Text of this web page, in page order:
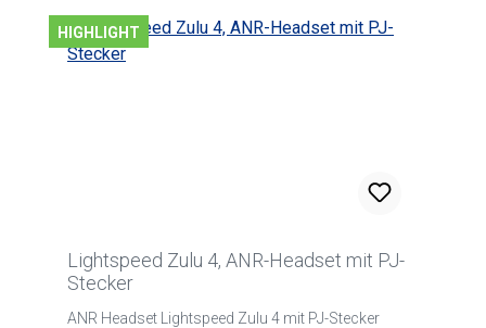
HIGHLIGHT
Lightspeed Zulu 4, ANR-Headset mit PJ-
Stecker
ANR Headset Lightspeed Zulu 4 mit PJ-Stecker